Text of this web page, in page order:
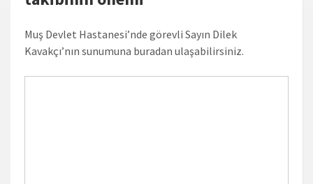
Muş Devlet Hastanesi’nde görevli Sayın Dilek
Kavakçı’nın sunumuna buradan ulaşabilirsiniz.